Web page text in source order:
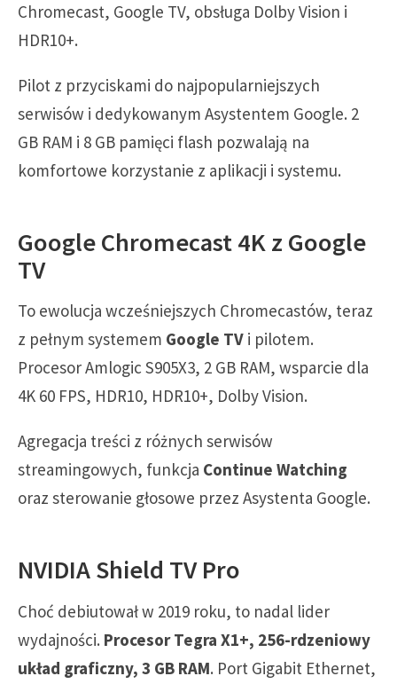
Chromecast, Google TV, obsługa Dolby Vision i
HDR10+.
Pilot z przyciskami do najpopularniejszych
serwisów i dedykowanym Asystentem Google. 2
GB RAM i 8 GB pamięci flash pozwalają na
komfortowe korzystanie z aplikacji i systemu.
Google Chromecast 4K z Google
TV
To ewolucja wcześniejszych Chromecastów, teraz
z pełnym systemem Google TV i pilotem.
Procesor Amlogic S905X3, 2 GB RAM, wsparcie dla
4K 60 FPS, HDR10, HDR10+, Dolby Vision.
Agregacja treści z różnych serwisów
streamingowych, funkcja Continue Watching
oraz sterowanie głosowe przez Asystenta Google.
NVIDIA Shield TV Pro
Choć debiutował w 2019 roku, to nadal lider
wydajności. Procesor Tegra X1+, 256-rdzeniowy
układ graficzny, 3 GB RAM. Port Gigabit Ethernet,